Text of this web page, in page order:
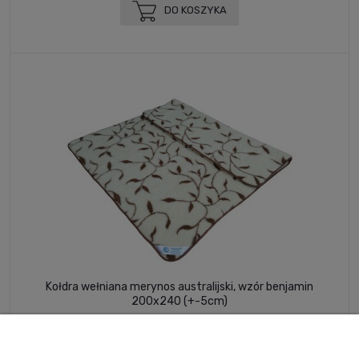
DO KOSZYKA
Kołdra wełniana merynos australijski, wzór benjamin
200x240 (+-5cm)